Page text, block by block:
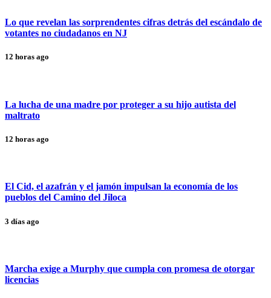
Lo que revelan las sorprendentes cifras detrás del escándalo de
votantes no ciudadanos en NJ
12 horas ago
La lucha de una madre por proteger a su hijo autista del
maltrato
12 horas ago
El Cid, el azafrán y el jamón impulsan la economía de los
pueblos del Camino del Jiloca
3 días ago
Marcha exige a Murphy que cumpla con promesa de otorgar
licencias